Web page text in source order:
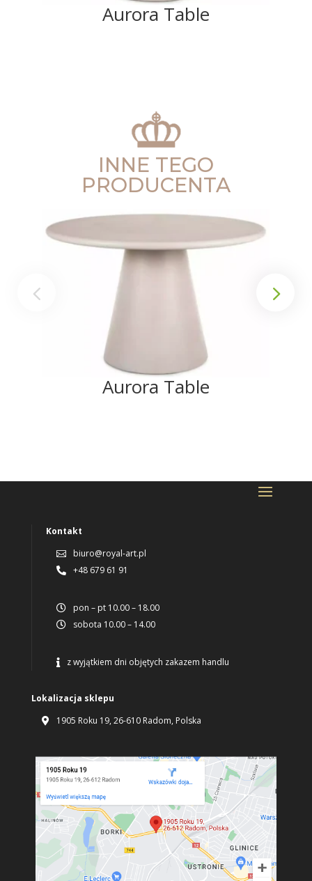
Aurora Table
INNE TEGO
PRODUCENTA
Aurora Table
Kontakt
 biuro@royal-art.pl
 +48 679 61 91
 pon – pt 10.00 – 18.00
 sobota 10.00 – 14.00
 z wyjątkiem dni objętych zakazem handlu
Lokalizacja sklepu
 1905 Roku 19, 26-610 Radom, Polska